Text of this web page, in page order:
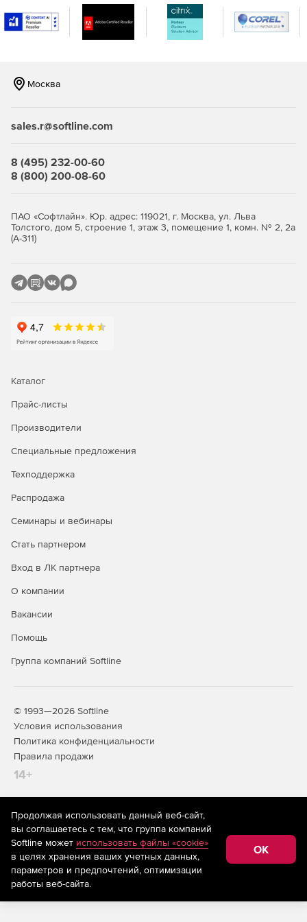
Металлические конструкции, деревянные конструкции,
системе ГРУНТ, а также реализованы расчетные
сочетания нагрузок по Еврокоду.
расчета сечений стержней и пластин.
Реализована утилита расчета листа настила и
Добавлено определение расчетного сопротивления
грунта.
слоя в основании фундаментов.
типа сечений поперечных стержневых элементов.
Реализован расчет деревянных конструкций по
нормативам СССР, Украины, Российской Федерации и
Москва
sales.r@softline.com
8 (495) 232-00-60
8 (800) 200-08-60
ПАО «Софтлайн». Юр. адрес: 119021, г. Москва, ул. Льва
Толстого, дом 5, строение 1, этаж 3, помещение 1, комн. № 2, 2а
(А-311)
Каталог
Прайс-листы
Производители
Специальные предложения
Техподдержка
Распродажа
Семинары и вебинары
Стать партнером
Вход в ЛК партнера
О компании
Вакансии
Помощь
Группа компаний Softline
© 1993—2026 Softline
Условия использования
Политика конфиденциальности
Правила продажи
14+
На информационном ресурсе store.softline.ru применяются
рекомендательные технологии(информационные технологии
предоставления информации на основе сбора,
систематизации и анализа сведений, относящихся к
предпочтениям пользователей сети «Интернет»,
находящихся на территории Российской Федерации)
Продолжая использовать данный веб-сайт,
вы соглашаетесь с тем, что группа компаний
Softline может использовать файлы «cookie»
в целях хранения ваших учетных данных,
параметров и предпочтений, оптимизации
работы веб-сайта.
OK